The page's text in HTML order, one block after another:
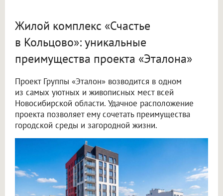
Жилой комплекс «Счастье
в Кольцово»: уникальные
преимущества проекта «Эталона»
Проект Группы «Эталон» возводится в одном
из самых уютных и живописных мест всей
Новосибирской области. Удачное расположение
проекта позволяет ему сочетать преимущества
городской среды и загородной жизни.